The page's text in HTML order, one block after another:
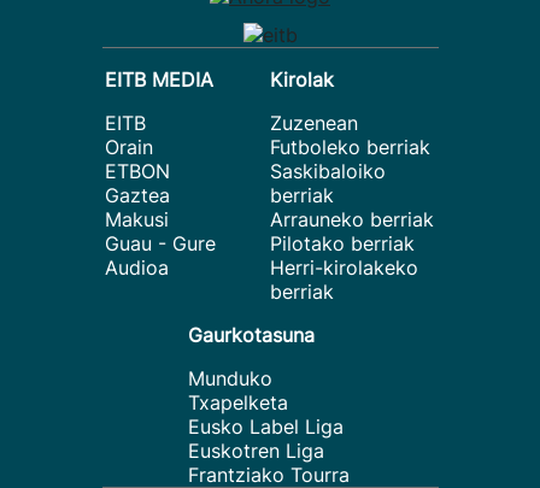
EITB MEDIA
EITB
Orain
ETBON
Gaztea
Makusi
Guau - Gure
Audioa
Kirolak
Zuzenean
Futboleko berriak
Saskibaloiko
berriak
Arrauneko berriak
Pilotako berriak
Herri-kirolakeko
berriak
Gaurkotasuna
Munduko
Txapelketa
Eusko Label Liga
Euskotren Liga
Frantziako Tourra